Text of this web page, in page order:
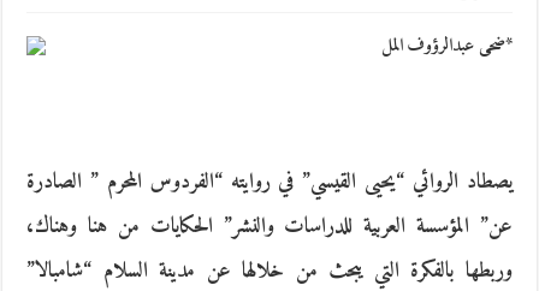
*ضحى عبدالرؤوف المل
يصطاد الروائي “يحيى القيسي” في روايته “الفردوس المحرم ” الصادرة
عن” المؤسسة العربية للدراسات والنشر” الحكايات من هنا وهناك،
وربطها بالفكرة التي يبحث من خلالها عن مدينة السلام “شامبالا”